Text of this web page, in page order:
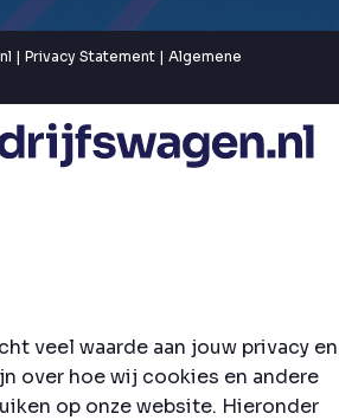
| Privacy Statement | Algemene
veel waarde aan jouw privacy en
over hoe wij cookies en andere
op onze website. Hieronder